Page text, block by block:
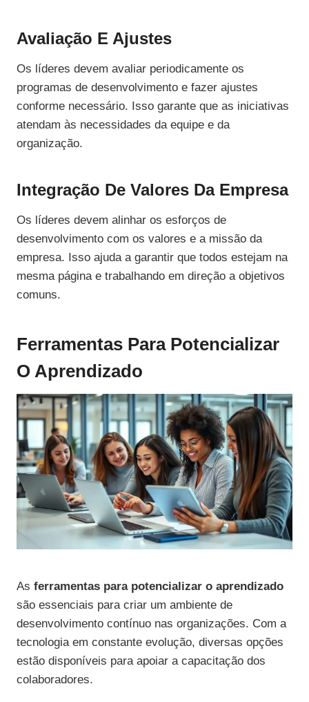
Avaliação E Ajustes
Os líderes devem avaliar periodicamente os
programas de desenvolvimento e fazer ajustes
conforme necessário. Isso garante que as iniciativas
atendam às necessidades da equipe e da
organização.
Integração De Valores Da Empresa
Os líderes devem alinhar os esforços de
desenvolvimento com os valores e a missão da
empresa. Isso ajuda a garantir que todos estejam na
mesma página e trabalhando em direção a objetivos
comuns.
Ferramentas Para Potencializar
O Aprendizado
As ferramentas para potencializar o aprendizado
são essenciais para criar um ambiente de
desenvolvimento contínuo nas organizações. Com a
tecnologia em constante evolução, diversas opções
estão disponíveis para apoiar a capacitação dos
colaboradores.